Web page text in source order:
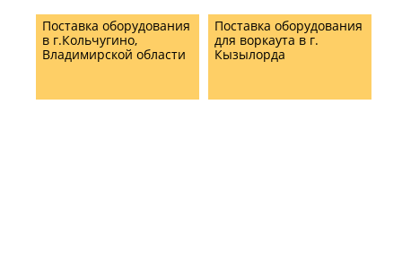
Поставка оборудования
в г.Кольчугино,
Владимирской области
Поставка оборудования
для воркаута в г.
Кызылорда